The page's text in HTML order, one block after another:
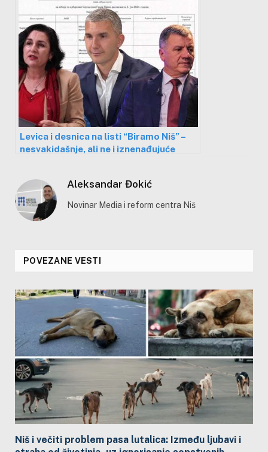
Levica i desnica na listi “Biramo Niš” –
nesvakidašnje, ali ne i iznenađujuće
Aleksandar Đokić
Novinar Media i reform centra Niš
POVEZANE VESTI
Niš i večiti problem pasa lutalica: Između ljubavi i